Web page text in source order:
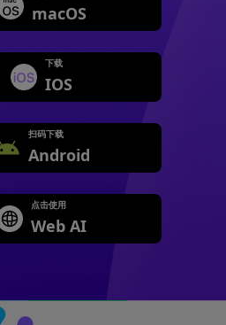
macOS
下载
IOS
扫码下载
Android
点击使用
Web AI